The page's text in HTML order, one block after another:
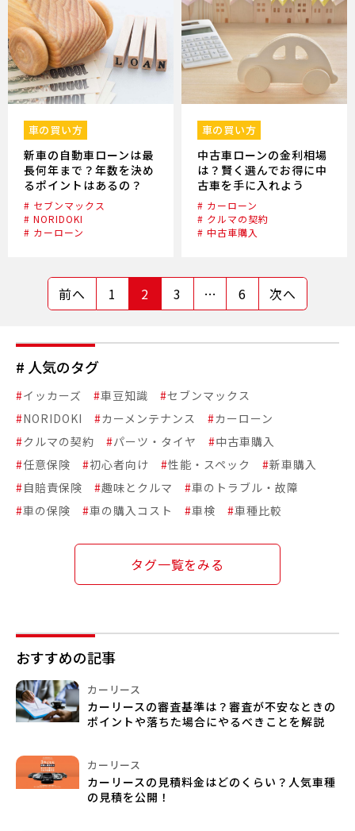
車の買い方
新車の自動車ローンは最
長何年まで？年数を決め
るポイントはあるの？
# セブンマックス
# NORIDOKI
# カーローン
車の買い方
中古車ローンの金利相場
は？賢く選んでお得に中
古車を手に入れよう
# カーローン
# クルマの契約
# 中古車購入
前へ 1 2 3 … 6 次へ
# 人気のタグ
#イッカーズ #車豆知識 #セブンマックス
#NORIDOKI #カーメンテナンス #カーローン
#クルマの契約 #パーツ・タイヤ #中古車購入
#任意保険 #初心者向け #性能・スペック #新車購入
#自賠責保険 #趣味とクルマ #車のトラブル・故障
#車の保険 #車の購入コスト #車検 #車種比較
タグ一覧をみる
おすすめの記事
カーリース
カーリースの審査基準は？審査が不安なときの
ポイントや落ちた場合にやるべきことを解説
カーリース
カーリースの見積料金はどのくらい？人気車種
の見積を公開！